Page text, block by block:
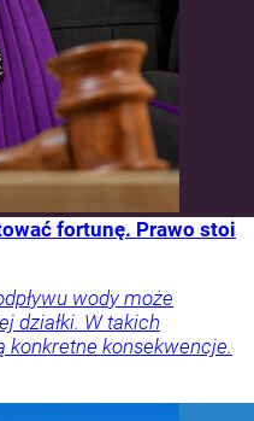
fortunę. Prawo stoi
wody może
działki. W takich
konkretne konsekwencje.